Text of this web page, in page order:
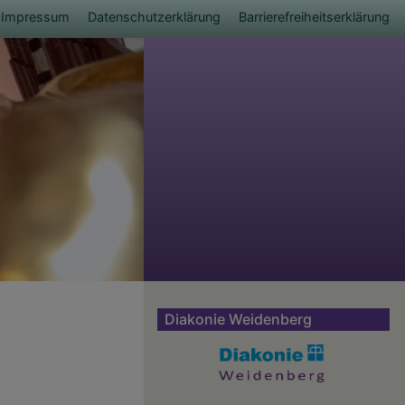
Impressum Datenschutzerklärung Barrierefreiheitserklärung
Diakonie Weidenberg